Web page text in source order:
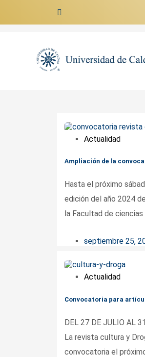
Actualidad
Ampliación de la
Hasta el próximo
edición del año 2024
la Facultad de
septiembre 25,
Actualidad
Convocatoria para
DEL 27 DE JULIO AL
La revista cultura y
convocatoria el